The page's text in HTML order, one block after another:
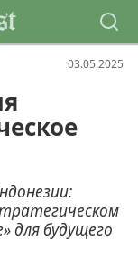
03.05.2025
для будущего